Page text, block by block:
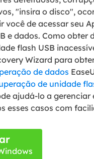
"insira o disco",
você de acessar seu
e dados. Como obter
flash USB
Wizard para
de dados
de unidade
ajudá-lo a gerenciar
esses casos com